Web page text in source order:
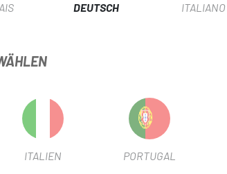
DEUTSCH ITALIANO
ITALIEN PORTUGAL